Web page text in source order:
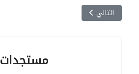
المقال التالي: الحوصلة السنوية
التالي
مستجدات